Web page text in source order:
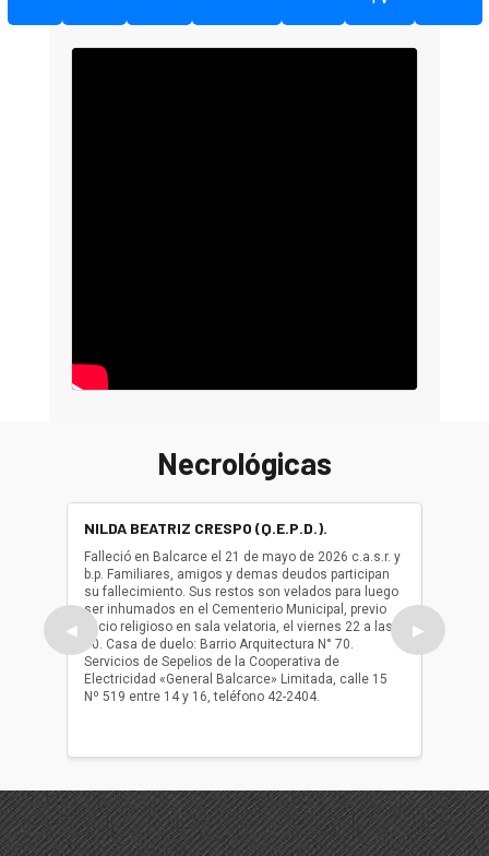
Necrológicas
◀
NILDA BEATRIZ CRESPO (Q.E.P.D.).
Falleció en Balcarce el 21 de mayo de 2026 c.a.s.r. y
b.p. Familiares, amigos y demas deudos participan
su fallecimiento. Sus restos son velados para luego
ser inhumados en el Cementerio Municipal, previo
oficio religioso en sala velatoria, el viernes 22 a las
10. Casa de duelo: Barrio Arquitectura N° 70.
Servicios de Sepelios de la Cooperativa de
Electricidad «General Balcarce» Limitada, calle 15
Nº 519 entre 14 y 16, teléfono 42-2404.
ser
oficio
▶